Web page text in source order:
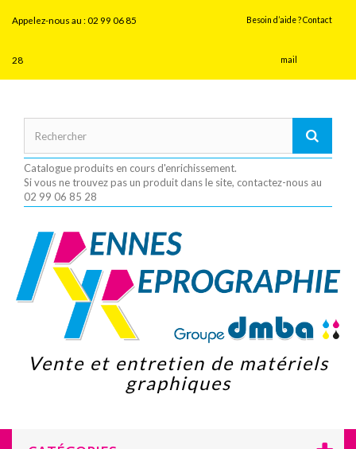
Besoin d’aide ? Contact
mail
Appelez-nous au :02 99 06 85
28
Catalogue produits en cours d'enrichissement.
Si vous ne trouvez pas un produit dans le site, contactez-nous au
02 99 06 85 28
Vente et entretien de matériels
graphiques